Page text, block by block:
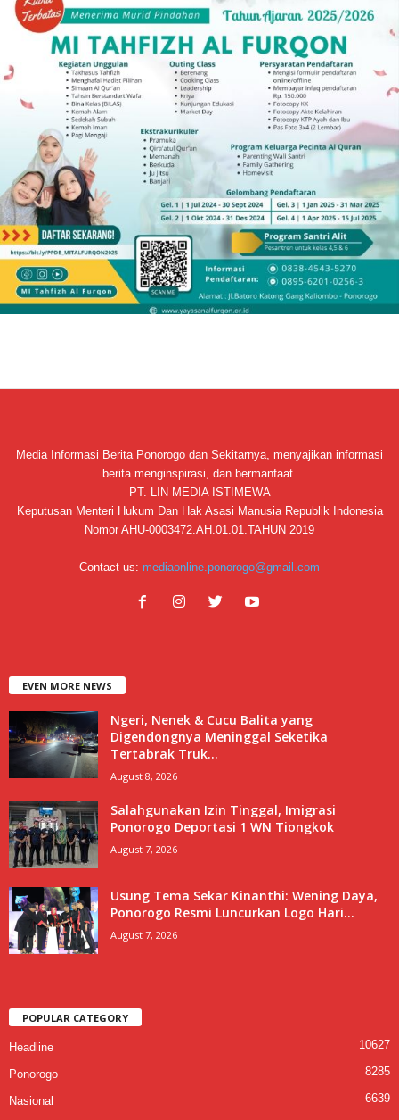
Media Informasi Berita Ponorogo dan Sekitarnya, menyajikan informasi
berita menginspirasi, dan bermanfaat.
PT. LIN MEDIA ISTIMEWA
Keputusan Menteri Hukum Dan Hak Asasi Manusia Republik Indonesia
Nomor AHU-0003472.AH.01.01.TAHUN 2019
Contact us: mediaonline.ponorogo@gmail.com
EVEN MORE NEWS
Ngeri, Nenek & Cucu Balita yang
Digendongnya Meninggal Seketika
Tertabrak Truk...
August 8, 2026
Salahgunakan Izin Tinggal, Imigrasi
Ponorogo Deportasi 1 WN Tiongkok
August 7, 2026
Usung Tema Sekar Kinanthi: Wening Daya,
Ponorogo Resmi Luncurkan Logo Hari...
August 7, 2026
POPULAR CATEGORY
Headline 10627
Ponorogo 8285
Nasional
6639